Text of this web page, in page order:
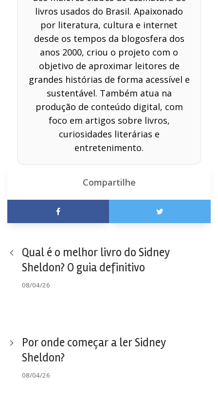
livros usados do Brasil. Apaixonado
por literatura, cultura e internet
desde os tempos da blogosfera dos
anos 2000, criou o projeto com o
objetivo de aproximar leitores de
grandes histórias de forma acessível e
sustentável. Também atua na
produção de conteúdo digital, com
foco em artigos sobre livros,
curiosidades literárias e
entretenimento.
Compartilhe
Qual é o melhor livro do Sidney
Sheldon? O guia definitivo
08/04/26
Por onde começar a ler Sidney
Sheldon?
08/04/26